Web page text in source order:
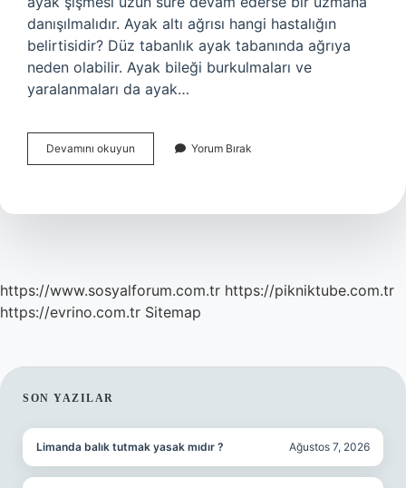
danışılmalıdır. Ayak altı ağrısı hangi hastalığın
belirtisidir? Düz tabanlık ayak tabanında ağrıya
neden olabilir. Ayak bileği burkulmaları ve
yaralanmaları da ayak…
Devamını okuyun
Altı
Ve
Yorum Bırak
https://www.sosyalforum.com.tr https://pikniktube.com.tr
https://evrino.com.tr Sitemap
SIDEBAR
SON YAZILAR
Limanda balık tutmak yasak mıdır ? Ağustos 7, 2026